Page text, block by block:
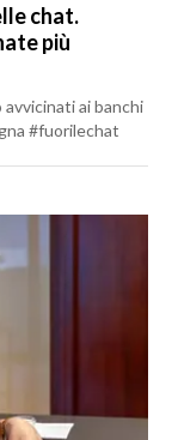
chat.
più
ai banchi
#fuorilechat